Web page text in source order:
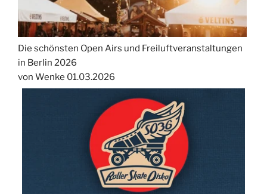
Die schönsten Open Airs und Freiluftveranstaltungen
in Berlin 2026
von Wenke 01.03.2026